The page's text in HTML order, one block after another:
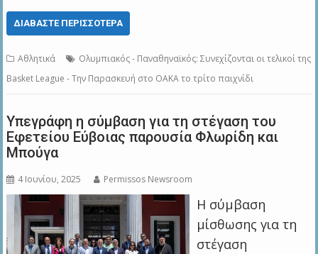
ΔΙΑΒΆΣΤΕ ΠΕΡΙΣΣΌΤΕΡΑ
Αθλητικά
Ολυμπιακός - Παναθηναϊκός: Συνεχίζονται οι τελικοί της
Basket League - Την Παρασκευή στο ΟΑΚΑ το τρίτο παιχνίδι
Υπεγράφη η σύμβαση για τη στέγαση του
Εφετείου Εύβοιας παρουσία Φλωρίδη και
Μπούγα
4 Ιουνίου, 2025 Permissos Newsroom
Η σύμβαση
μίσθωσης για τη
στέγαση